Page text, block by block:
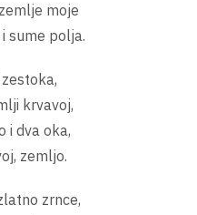
moje
sume polja.
krvavoj,
i dva oka,
zemljo.
zrnce,